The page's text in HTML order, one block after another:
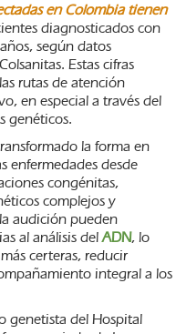
en Colombia tienen
diagnosticados con
según datos
Estas cifras
rutas de atención
en especial a través del
genéticos.
la forma en
enfermedades desde
congénitas,
complejos y
audición pueden
al análisis delADN, lo
certeras, reducir
integral a los
genetista del Hospital